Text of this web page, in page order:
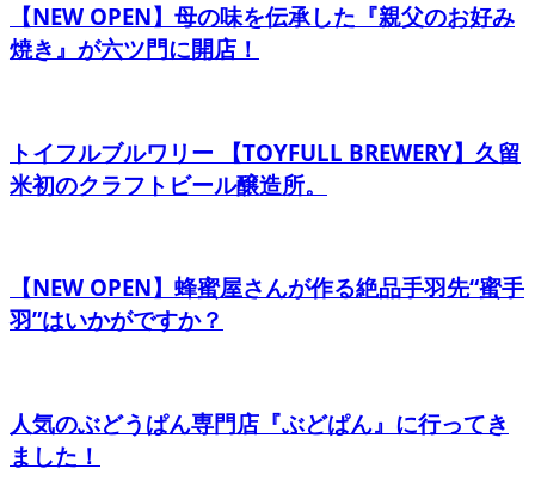
【NEW OPEN】母の味を伝承した『親父のお好み
焼き』が六ツ門に開店！
トイフルブルワリー 【TOYFULL BREWERY】久留
米初のクラフトビール醸造所。
【NEW OPEN】蜂蜜屋さんが作る絶品手羽先“蜜手
羽”はいかがですか？
人気のぶどうぱん専門店『ぶどぱん』に行ってき
ました！